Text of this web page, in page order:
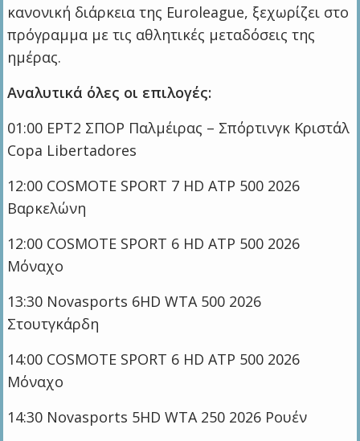
κανονική διάρκεια της Euroleague, ξεχωρίζει στο
πρόγραμμα με τις αθλητικές μεταδόσεις της
ημέρας.
Αναλυτικά όλες οι επιλογές:
01:00 ΕΡΤ2 ΣΠΟΡ Παλμέιρας – Σπόρτινγκ Κριστάλ
Copa Libertadores
12:00 COSMOTE SPORT 7 HD ATP 500 2026
Βαρκελώνη
12:00 COSMOTE SPORT 6 HD ATP 500 2026
Μόναχο
13:30 Novasports 6HD WTA 500 2026
Στουτγκάρδη
14:00 COSMOTE SPORT 6 HD ATP 500 2026
Μόναχο
14:30 Novasports 5HD WTA 250 2026 Ρουέν